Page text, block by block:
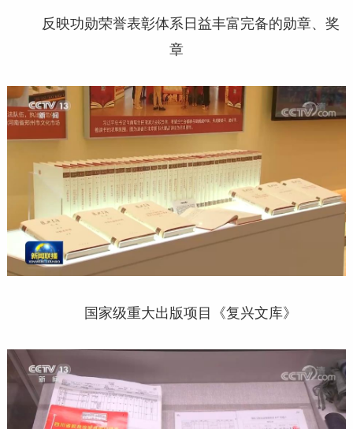
反映功勋荣誉表彰体系日益丰富完备的勋章、奖
章
国家级重大出版项目《复兴文库》